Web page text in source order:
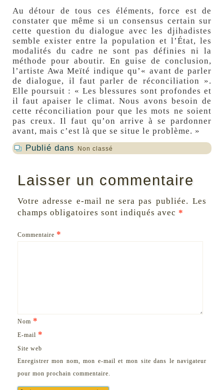
Au détour de tous ces éléments, force est de
constater que même si un consensus certain sur
cette question du dialogue avec les djihadistes
semble exister entre la population et l’État, les
modalités du cadre ne sont pas définies ni la
méthode pour aboutir. En guise de conclusion,
l’artiste Awa Meïté indique qu’« avant de parler
de dialogue, il faut parler de réconciliation ».
Elle poursuit : « Les blessures sont profondes et
il faut apaiser le climat. Nous avons besoin de
cette réconciliation pour que les mots ne soient
pas creux. Il faut qu’on arrive à se pardonner
avant, mais c’est là que se situe le problème. »
Publié dans
Non classé
Laisser un commentaire
Votre adresse e-mail ne sera pas publiée. Les
champs obligatoires sont indiqués avec *
Commentaire *
Nom *
E-mail *
Site web
Enregistrer mon nom, mon e-mail et mon site dans le navigateur
pour mon prochain commentaire.